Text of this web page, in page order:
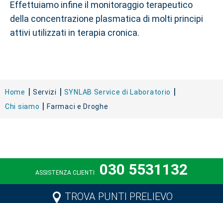
Effettuiamo infine il monitoraggio terapeutico
della concentrazione plasmatica di molti principi
attivi utilizzati in terapia cronica.
Home Servizi
SYNLAB Service di Laboratorio
Chi siamo
Farmaci e Droghe
ASSISTENZA CLIENTI 030 5531132
TROVA PUNTI PRELIEVO